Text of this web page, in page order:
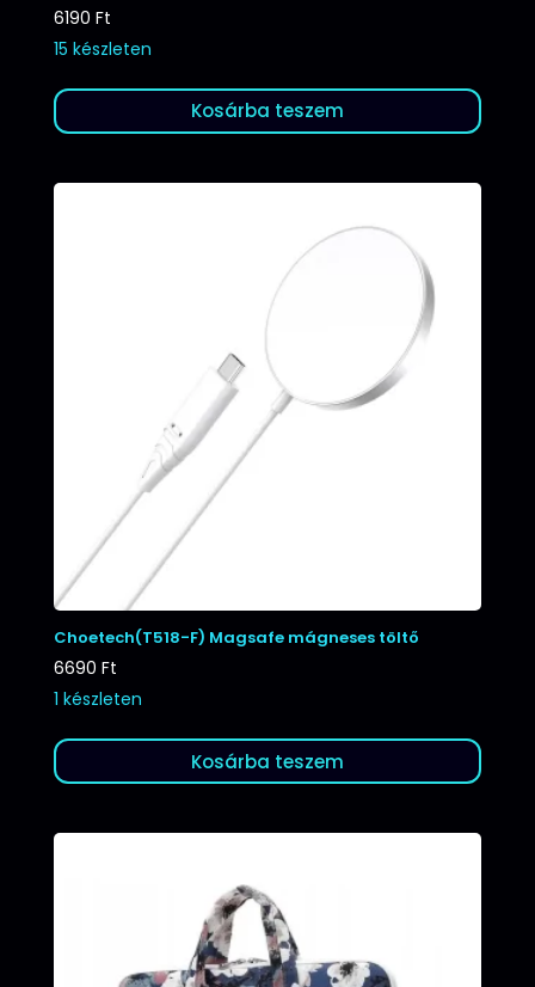
6190 Ft
15 készleten
Kosárba teszem
Choetech(T518-F) Magsafe mágneses töltő
6690 Ft
1 készleten
Kosárba teszem